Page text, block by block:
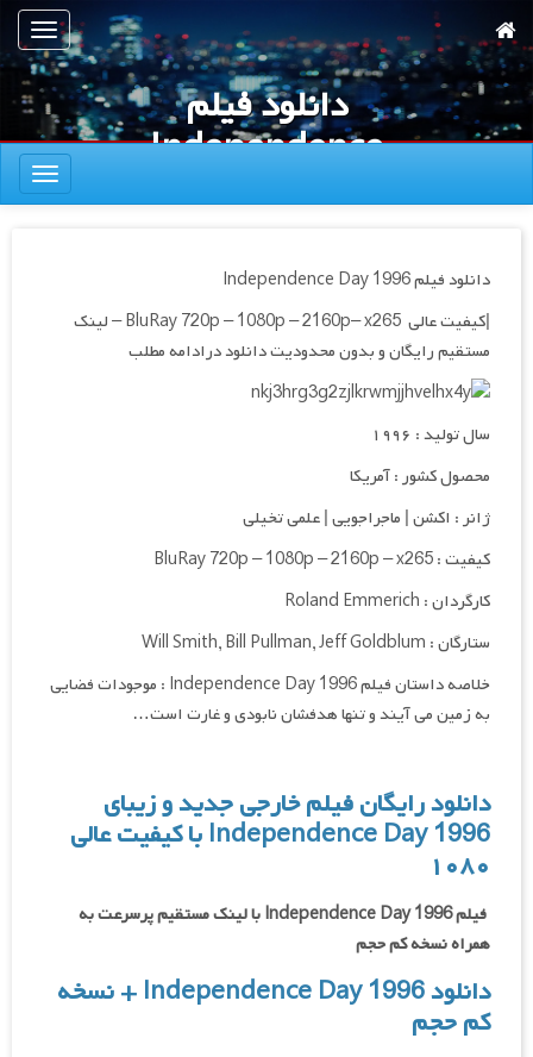
به
محتوای
اصلی
ناوبری
دانلود فیلم
Independence
Day 1996
ناوبری
دانلود فیلم Independence Day 1996
|کیفیت عالی BluRay 720p – 1080p
– 2160p
– x265 – لینک
مستقیم رایگان و بدون محدودیت دانلود درادامه مطلب
سال تولید : ۱۹۹۶
محصول کشور : آمریکا
ژانر : اکشن | ماجراجویی | علمی تخیلی
کیفیت : BluRay 720p – 1080p
– 2160p– x265
کارگردان : Roland Emmerich
ستارگان : Will Smith, Bill Pullman, Jeff Goldblum
خلاصه داستان فیلم Independence Day 1996 : موجودات فضایی
به زمین می آیند و تنها هدفشان نابودی و غارت است…
دانلود رایگان فیلم خارجی جدید و زیبای
Independence Day 1996 با کیفیت عالی
۱۰۸۰
فیلم Independence Day 1996 با لینک مستقیم پرسرعت به
همراه نسخه کم حجم
دانلود Independence Day 1996 + نسخه
کم حجم